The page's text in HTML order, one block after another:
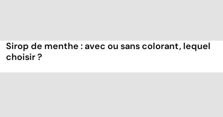
Sirop de menthe : avec ou sans colorant, lequel
choisir ?